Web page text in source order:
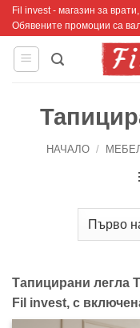
Skip
content
Fil invest - магазин за
Обявените промоции са
НАЧАЛО /
Тапицирани легла
Fil invest, с